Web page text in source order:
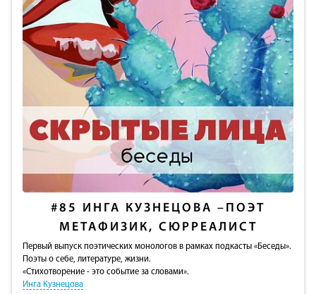
#85 ИНГА КУЗНЕЦОВА –ПОЭТ
МЕТАФИЗИК, СЮРРЕАЛИСТ
Первый выпуск поэтических монологов в рамках подкасты «Беседы».
Поэты о себе, литературе, жизни.
«Стихотворение - это событие за словами».
Инга Кузнецова